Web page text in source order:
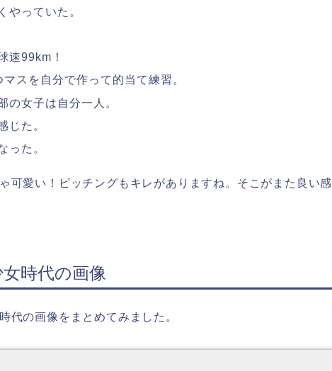
やっていた。
速99km！
スを自分で作って的当て練習。
の女子は自分一人。
じた。
った。
可愛い！ピッチングもキレがありますね。そこがまた良い感
時代の画像
代の画像をまとめてみました。